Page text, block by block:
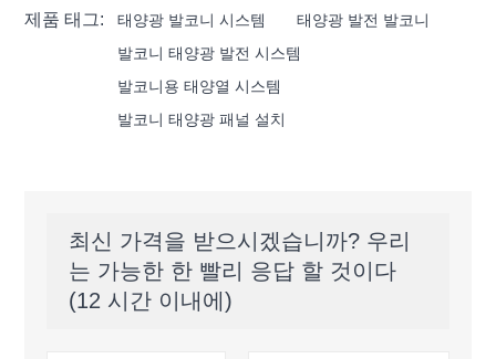
제품 태그: 태양광 발코니 시스템
태양광 발전 발코니
발코니 태양광 발전 시스템
발코니용 태양열 시스템
발코니 태양광 패널 설치
최신 가격을 받으시겠습니까? 우리
는 가능한 한 빨리 응답 할 것이다
(12 시간 이내에)